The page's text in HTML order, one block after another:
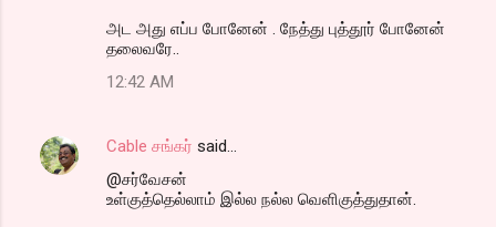
அட அது எப்ப போனேன் . நேத்து புத்தூர் போனேன்
தலைவரே..
12:42 AM
Cable சங்கர் said…
@சர்வேசன்
உள்குத்தெல்லாம் இல்ல நல்ல வெளிகுத்துதான்.